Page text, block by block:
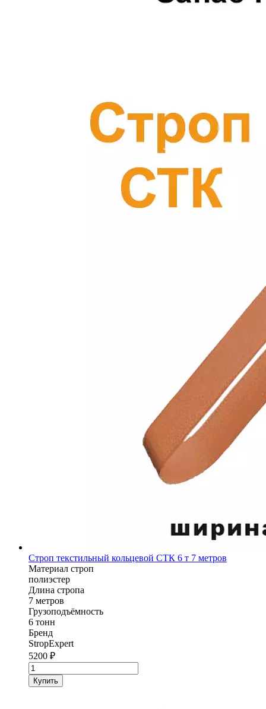
Строп текстильный кольцевой СТК 6 т 7 метров
Материал строп
полиэстер
Длина стропа
7 метров
Грузоподъёмность
6 тонн
Бренд
StropExpert
5200 ₽
Количество
товара
Строп
Купить